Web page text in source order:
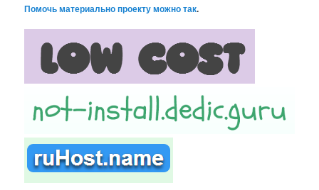
Помочь материально проекту можно так.